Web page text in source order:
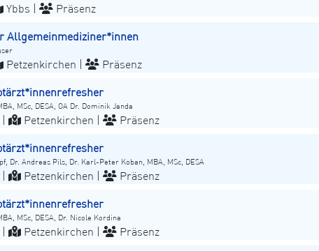
Ybbs | Präsenz
Allgemeinmediziner*innen
Petzenkirchen | Präsenz
MSc, DESA, OA Dr. Dominik Janda
| Petzenkirchen | Präsenz
Dr. Andreas Pils, Dr. Karl-Peter Koban, MBA, MSc, DESA
| Petzenkirchen | Präsenz
MSc, DESA, Dr. Nicole Kordina
| Petzenkirchen | Präsenz